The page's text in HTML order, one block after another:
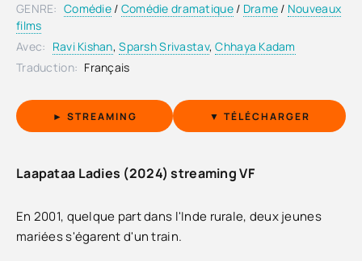
► STREAMING ▼ TÉLÉCHARGER
GENRE: Comédie/ Comédie dramatique/ Drame / Nouveaux
films
Avec: Ravi Kishan,Sparsh Srivastav,Chhaya Kadam
Traduction: Français
Laapataa Ladies (2024) streaming VF
En 2001, quelque part dans l'Inde rurale, deux jeunes
mariées s'égarent d'un train.